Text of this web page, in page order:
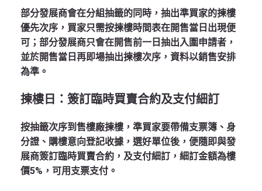
部分發展商會在分組抽籤的同時，抽出準買家的揀樓
優先次序，買家只需按揀樓時間表在開售當日出現便
可；部分發展商只會在開售前一日抽出入圍申請者，
並於開售當日再即場抽出揀樓次序，資料以銷售安排
為準。
揀樓日：簽訂臨時買賣合約及支付細訂
按抽籤次序到售樓廠揀樓，準買家要帶備支票簿、身
分證、購樓意向登記收據，選好單位後，便隨即與發
展商簽訂臨時買賣合約，及支付細訂，細訂金額為樓
價5%，可用支票支付。